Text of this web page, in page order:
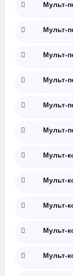
Мульт-
Мульт-
Мульт-
Мульт-
Мульт-
Мульт-
Мульт-
Мульт-
Мульт-
Мульт-
Мульт-